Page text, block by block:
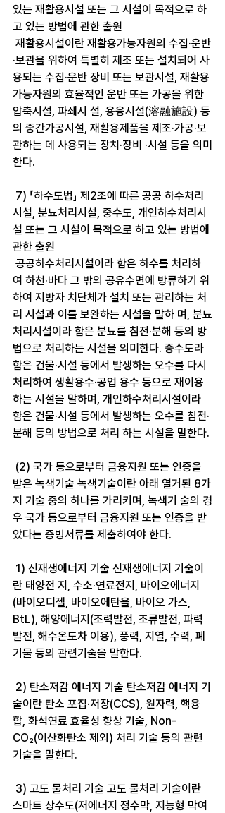
있는 재활용시설 또는 그 시설이 목적으로 하
고 있는 방법에 관한 출원
·보관을 위하여 특별히 제조 또는 설치되어 사
용되는 수집·운반 장비 또는 보관시설, 재활용
가능자원의 효율적인 운반 또는 가공을 위한
압축시설, 파쇄시 설, 용융시설(溶融施設) 등
의 중간가공시설, 재활용제품을 제조·가공·보
관하는 데 사용되는 장치·장비 ·시설 등을 의미
한다.
시설, 분뇨처리시설, 중수도, 개인하수처리시
설 또는 그 시설이 목적으로 하고 있는 방법에
관한 출원
여 하천·바다 그 밖의 공유수면에 방류하기 위
하여 지방자 치단체가 설치 또는 관리하는 처
리 시설과 이를 보완하는 시설을 말하 며, 분뇨
처리시설이라 함은 분뇨를 침전·분해 등의 방
법으로 처리하는 시설을 의미한다. 중수도라
함은 건물·시설 등에서 발생하는 오수를 다시
처리하여 생활용수·공업 용수 등으로 재이용
하는 시설을 말하며, 개인하수처리시설이라
함은 건물·시설 등에서 발생하는 오수를 침전·
분해 등의 방법으로 처리 하는 시설을 말한다.
받은 녹색기술 녹색기술이란 아래 열거된 8가
지 기술 중의 하나를 가리키며, 녹색기 술의 경
우 국가 등으로부터 금융지원 또는 인증을 받
았다는 증빙서류를 제출하여야 한다.
란 태양전 지, 수소·연료전지, 바이오에너지
(바이오디젤, 바이오에탄올, 바이오 가스,
BtL), 해양에너지(조력발전, 조류발전, 파력
발전, 해수온도차 이용), 풍력, 지열, 수력, 폐
기물 등의 관련기술을 말한다.
술이란 탄소 포집·저장(CCS), 원자력, 핵융
합, 화석연료 효율성 향상 기술, Non-
CO₂(이산화탄소 제외) 처리 기술 등의 관련
기술을 말한다.
스마트 상수도(저에너지 정수막, 지능형 막여